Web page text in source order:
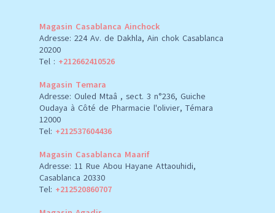
Magasin Casablanca Ainchock
Adresse: 224 Av. de Dakhla, Ain chok Casablanca
20200
Tel : +212662410526
Magasin Temara
Adresse: Ouled Mtaâ , sect. 3 n°236, Guiche
Oudaya à Côté de Pharmacie l'olivier, Témara
12000
Tel: +212537604436
Magasin Casablanca Maarif
Adresse: 11 Rue Abou Hayane Attaouhidi,
Casablanca 20330
Tel: +212520860707